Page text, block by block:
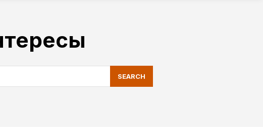
SEARCH